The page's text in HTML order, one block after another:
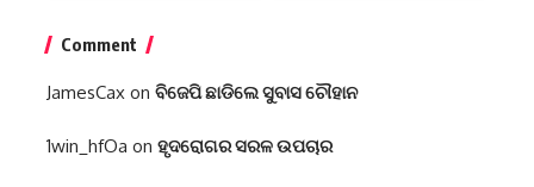
Comment
JamesCax on ବିଜେପି ଛାଡିଲେ ସୁବାସ ଚୌହାନ
1win_hfOa on ହୃଦରୋଗର ସରଳ ଉପଚାର